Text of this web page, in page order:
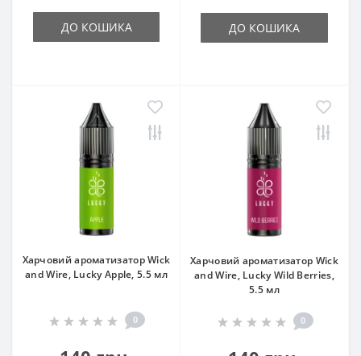
ДО КОШИКА ДО КОШИКА
Харчовий ароматизатор Wick
and Wire, Lucky Apple, 5.5 мл
0
Харчовий ароматизатор Wick
and Wire, Lucky Wild Berries,
5.5 мл
0